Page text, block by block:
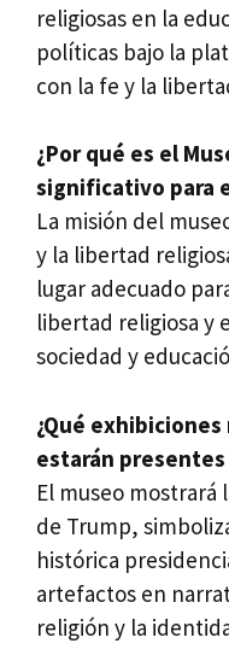
religiosas en la
políticas bajo la
con la fe y la
¿Por qué es el
significativo para
La misión del
y la libertad
lugar adecuado
libertad religiosa y
sociedad y
¿Qué
estarán presentes
El museo mostrará
de Trump,
histórica
artefactos en
religión y la